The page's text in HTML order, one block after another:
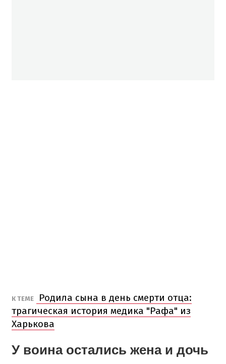
К ТЕМЕ
Родила сына в день смерти отца:
трагическая история медика "Рафа" из
Харькова
У воина остались жена и дочь